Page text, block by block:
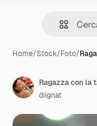
Home/Stock/Foto/
Ragazza con la
diignat